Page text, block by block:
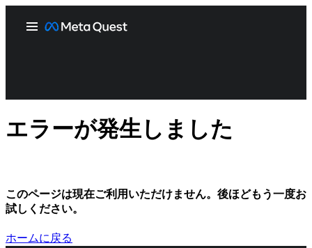
エラーが発生しました
このページは現在ご利用いただけません。後ほどもう一度お
試しください。
ホームに戻る